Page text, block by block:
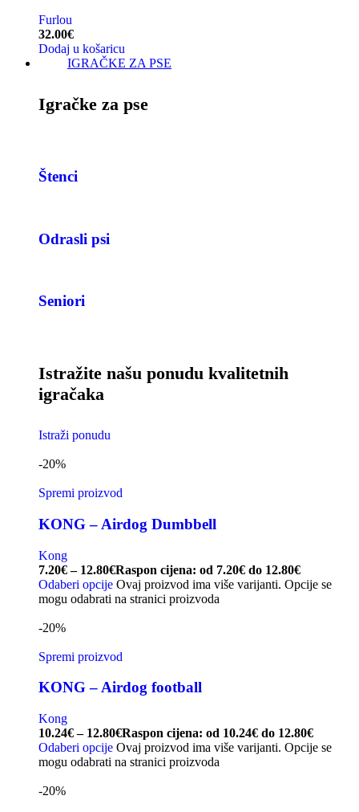
Furlou
32.00€
Dodaj u košaricu
IGRAČKE ZA PSE
Igračke za pse
Štenci
Odrasli psi
Seniori
Istražite našu ponudu kvalitetnih
igračaka
Istraži ponudu
-20%
Spremi proizvod
KONG – Airdog Dumbbell
Kong
7.20€ – 12.80€Raspon cijena: od 7.20€ do 12.80€
Odaberi opcije Ovaj proizvod ima više varijanti. Opcije se
mogu odabrati na stranici proizvoda
-20%
Spremi proizvod
KONG – Airdog football
Kong
10.24€ – 12.80€Raspon cijena: od 10.24€ do 12.80€
Odaberi opcije Ovaj proizvod ima više varijanti. Opcije se
mogu odabrati na stranici proizvoda
-20%